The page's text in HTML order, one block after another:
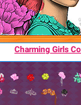
Charming Girls